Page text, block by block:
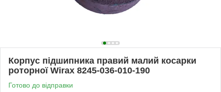
Корпус підшипника правий малий косарки
роторної Wirax 8245-036-010-190
Готово до відправки